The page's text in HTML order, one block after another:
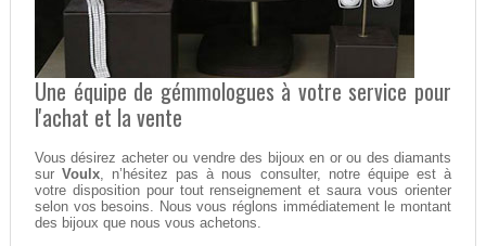
Une équipe de gémmologues à votre service pour
l'achat et la vente
Vous désirez acheter ou vendre des bijoux en or ou des diamants
surVoulx, n’hésitez pas à nous consulter, notre équipe est à
votre disposition pour tout renseignement et saura vous orienter
selon vos besoins. Nous vous réglons immédiatement le montant
des bijoux que nous vous achetons.